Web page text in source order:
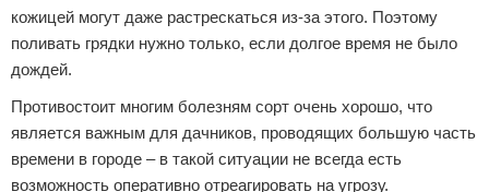
кожицей могут даже растрескаться из-за этого. Поэтому
поливать грядки нужно только, если долгое время не было
дождей.
Противостоит многим болезням сорт очень хорошо, что
является важным для дачников, проводящих большую часть
времени в городе – в такой ситуации не всегда есть
возможность оперативно отреагировать на угрозу.